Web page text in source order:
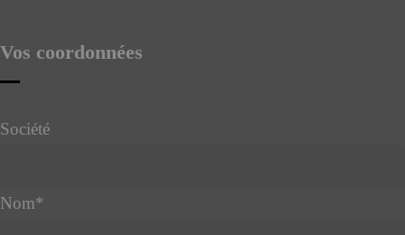
Vos coordonnées
Société
Nom*